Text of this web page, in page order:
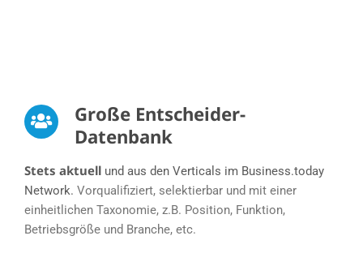
Große Entscheider-
Datenbank
Stets aktuell und aus den Verticals im Business.today
Network. Vorqualifiziert, selektierbar und mit einer
einheitlichen Taxonomie, z.B. Position, Funktion,
Betriebsgröße und Branche, etc.​